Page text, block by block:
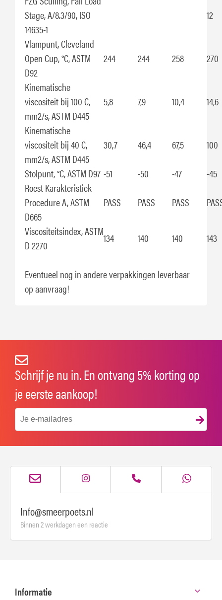
Stage, A/8.3/90, ISO
14635-1
12
Vlampunt, Cleveland
Open Cup, °C, ASTM
D92
244 244 258
270
Kinematische
viscositeit bij 100 C,
mm2/s, ASTM D445
5,8 7,9 10,4
14,6
Kinematische
viscositeit bij 40 C,
mm2/s, ASTM D445
30,7 46,4 67,5
100
Stolpunt, °C, ASTM D97 -51 -50 -47
-45
Roest Karakteristiek
Procedure A, ASTM
D665
PASS PASS PASS
Viscositeitsindex, ASTM
D 2270
134 140 140 143
Eventueel nog in andere verpakkingen leverbaar
op aanvraag!
Schrijf je nu in. En ontvang 5% korting op
je eerste aankoop!
Info@smeerpoets.nl
Binnen 2 werkdagen een reactie
Informatie